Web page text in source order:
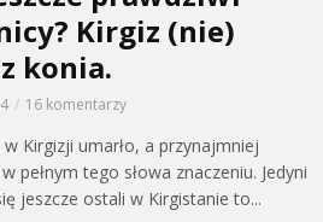
Kirgiz (nie)
konia.
16 komentarzy
Kirgizji umarło, a przynajmniej
pełnym tego słowa znaczeniu. Jedyni
jeszcze ostali w Kirgistanie to...